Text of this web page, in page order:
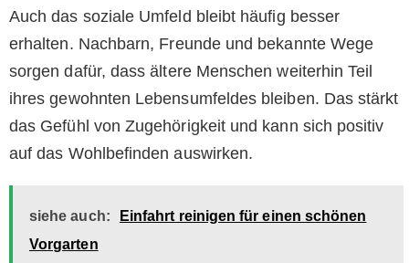
Auch das soziale Umfeld bleibt häufig besser
erhalten. Nachbarn, Freunde und bekannte Wege
sorgen dafür, dass ältere Menschen weiterhin Teil
ihres gewohnten Lebensumfeldes bleiben. Das stärkt
das Gefühl von Zugehörigkeit und kann sich positiv
auf das Wohlbefinden auswirken.
siehe auch:
Einfahrt reinigen für einen schönen
Vorgarten